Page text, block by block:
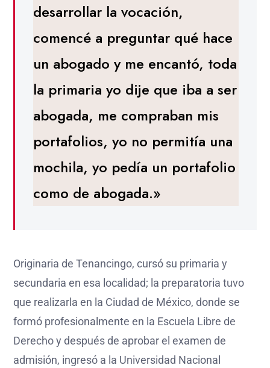
desarrollar la vocación,
comencé a preguntar qué hace
un abogado y me encantó, toda
la primaria yo dije que iba a ser
abogada, me compraban mis
portafolios, yo no permitía una
mochila, yo pedía un portafolio
como de abogada.»
Originaria de Tenancingo, cursó su primaria y
secundaria en esa localidad; la preparatoria tuvo
que realizarla en la Ciudad de México, donde se
formó profesionalmente en la Escuela Libre de
Derecho y después de aprobar el examen de
admisión, ingresó a la Universidad Nacional